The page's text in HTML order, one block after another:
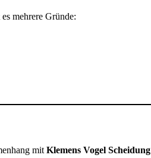
mehrere Gründe:
mit Klemens Vogel Scheidung